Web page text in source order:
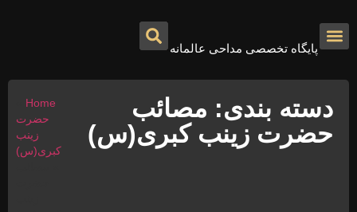
پایگاه تخصصی مداحی عالمانه
دسته بندی: مصائب
حضرت زینب کبری(س)
Home
حضرت
زینب
کبری(س)